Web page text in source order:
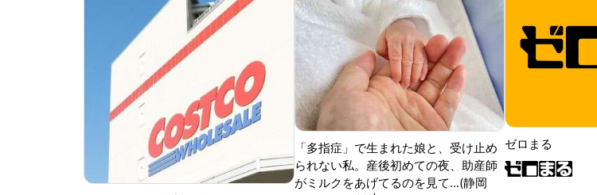
「多指症」で生まれた娘と、受け止め
られない私。産後初めての夜、助産師
がミルクをあげてるのを見て...(静岡
ゼロまる